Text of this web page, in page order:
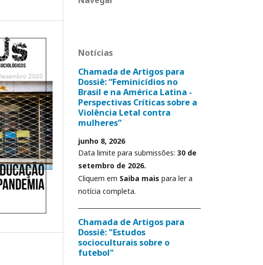
Notícias
Chamada de Artigos para
Dossiê: “Feminicídios no
Brasil e na América Latina -
Perspectivas Críticas sobre a
Violência Letal contra
mulheres”
junho 8, 2026
Data limite para submissões: 30 de
setembro de 2026.
Cliquem em Saiba mais para ler a
notícia completa.
Chamada de Artigos para
Dossiê: "Estudos
socioculturais sobre o
futebol"